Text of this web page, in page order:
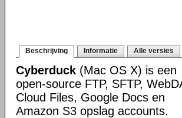
Beschrijving Informatie Alle versies
Cyberduck (Mac OS X) is een
open-source FTP, SFTP,
Cloud Files, Google Docs en
Amazon S3 opslag accounts.